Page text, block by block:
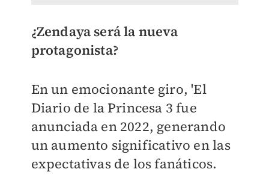
¿Zendaya será la nueva
protagonista?
En un emocionante giro, 'El
Diario de la Princesa 3 fue
anunciada en 2022, generando
un aumento significativo en las
expectativas de los fanáticos.